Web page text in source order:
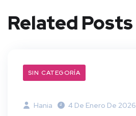
Related Posts
SIN CATEGORÍA
Hania 4 De Enero De 2026